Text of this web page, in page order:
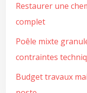
Restaurer une
complet
Poêle mixte
contraintes
Budget travaux